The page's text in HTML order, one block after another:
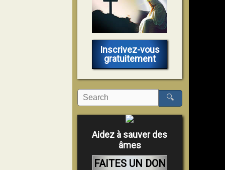
Inscrivez-vous
gratuitement
🔍
Aidez à sauver des
âmes
FAITES UN DON